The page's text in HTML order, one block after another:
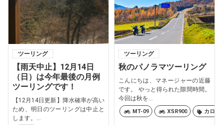
ツーリング
【雨天中止】12月14日
（日）は今年最後の月例
ツーリングです！
【12月14日更新】降水確率が高い
ため、明日のツーリングは中止と
します。...
ツーリング
秋のパノラマツーリング
こんにちは、マネージャーの近藤
です。 やっと得られた隙間時間。
今回は秋を...
MT-09 XSR900 カロリ